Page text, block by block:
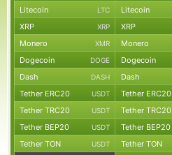
Litecoin LTC Litecoin
XRP XRP XRP
Monero XMR Monero
Dogecoin DOGE Dogecoin
Dash DASH Dash
Tether ERC20 USDT Tether ERC20
Tether TRC20 USDT Tether TRC20
Tether BEP20 USDT Tether BEP20
Tether TON USDT Tether TON